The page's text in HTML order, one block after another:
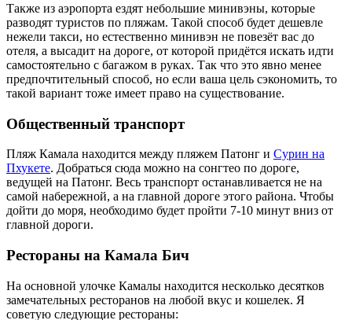
Также из аэропорта ездят небольшие минивэны, которые
разводят туристов по пляжам. Такой способ будет дешевле
нежели такси, но естественно минивэн не повезёт вас до
отеля, а высадит на дороге, от которой придётся искать идти
самостоятельно с багажом в руках. Так что это явно менее
предпочтительный способ, но если ваша цель сэкономить, то
такой вариант тоже имеет право на существование.
Общественный транспорт
Пляж Камала находится между пляжем Патонг и Сурин на
Пхукете. Добраться сюда можно на сонгтео по дороге,
ведущей на Патонг. Весь транспорт останавливается не на
самой набережной, а на главной дороге этого района. Чтобы
дойти до моря, необходимо будет пройти 7-10 минут вниз от
главной дороги.
Рестораны на Камала Бич
На основной улочке Камалы находится несколько десятков
замечательных ресторанов на любой вкус и кошелек. Я
советую следующие рестораны: